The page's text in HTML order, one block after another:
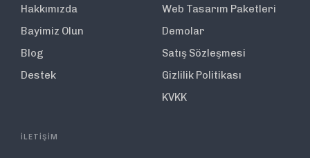
Hakkımızda
Bayimiz Olun
Blog
Destek
Web Tasarım Paketleri
Demolar
Satış Sözleşmesi
Gizlilik Politikası
KVKK
İLETİŞİM